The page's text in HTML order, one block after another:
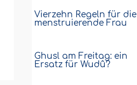
Vierzehn Regeln für die
menstruierende Frau
Ghusl am Freitag: ein
Ersatz für Wudû?